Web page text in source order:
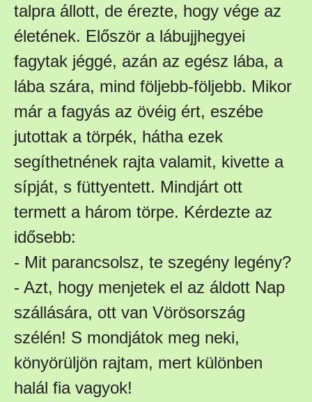
talpra állott, de érezte, hogy vége az
életének. Először a lábujjhegyei
fagytak jéggé, azán az egész lába, a
lába szára, mind följebb-följebb. Mikor
már a fagyás az övéig ért, eszébe
jutottak a törpék, hátha ezek
segíthetnének rajta valamit, kivette a
sípját, s füttyentett. Mindjárt ott
termett a három törpe. Kérdezte az
idősebb:
- Mit parancsolsz, te szegény legény?
- Azt, hogy menjetek el az áldott Nap
szállására, ott van Vörösország
szélén! S mondjátok meg neki,
könyörüljön rajtam, mert különben
halál fia vagyok!